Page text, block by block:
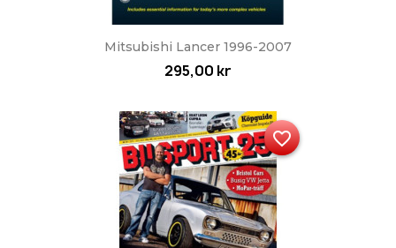
Mitsubishi Lancer 1996-2007
295,00 kr
favorite_border